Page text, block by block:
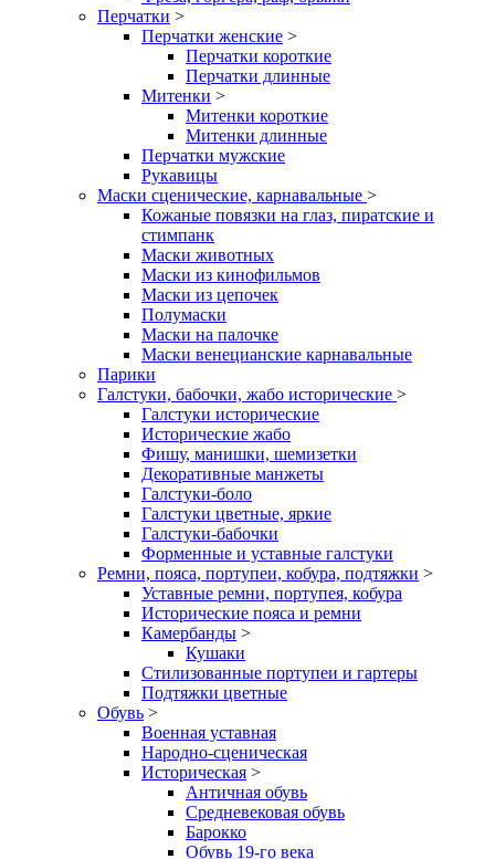
Перчатки >
Перчатки женские >
Перчатки короткие
Перчатки длинные
Митенки >
Митенки короткие
Митенки длинные
Перчатки мужские
Рукавицы
Маски сценические, карнавальные >
Кожаные повязки на глаз, пиратские и
стимпанк
Маски животных
Маски из кинофильмов
Маски из цепочек
Полумаски
Маски на палочке
Маски венецианские карнавальные
Парики
Галстуки, бабочки, жабо исторические >
Галстуки исторические
Исторические жабо
Фишу, манишки, шемизетки
Декоративные манжеты
Галстуки-боло
Галстуки цветные, яркие
Галстуки-бабочки
Форменные и уставные галстуки
Ремни, пояса, портупеи, кобура, подтяжки >
Уставные ремни, портупея, кобура
Исторические пояса и ремни
Камербанды >
Кушаки
Стилизованные портупеи и гартеры
Подтяжки цветные
Обувь >
Военная уставная
Народно-сценическая
Историческая >
Античная обувь
Средневековая обувь
Барокко
Обувь 19-го века